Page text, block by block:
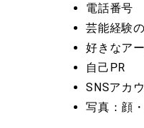
電話番号
芸能経験
好きなア
自己PR
SNSアカ
写真：顔